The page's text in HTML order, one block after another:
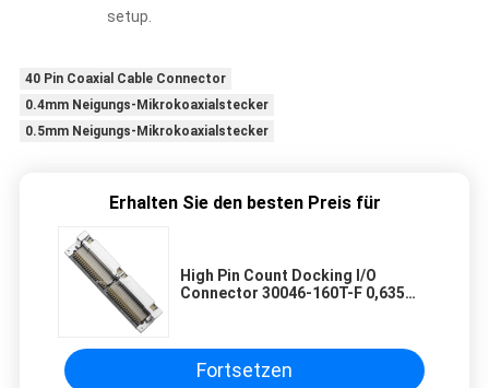
setup.
40 Pin Coaxial Cable Connector
0.4mm Neigungs-Mikrokoaxialstecker
0.5mm Neigungs-Mikrokoaxialstecker
Erhalten Sie den besten Preis für
High Pin Count Docking I/O
Connector 30046-160T-F 0,635
Fortsetzen